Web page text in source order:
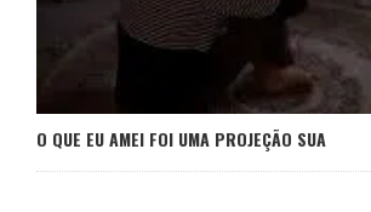
O QUE EU AMEI FOI UMA PROJEÇÃO SUA